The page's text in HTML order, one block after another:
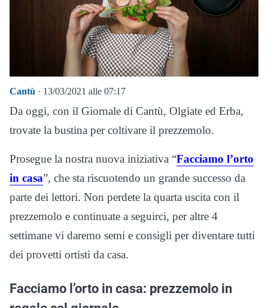
Cantù · 13/03/2021 alle 07:17
Da oggi, con il Giornale di Cantù, Olgiate ed Erba,
trovate la bustina per coltivare il prezzemolo.
Prosegue la nostra nuova iniziativa “Facciamo l’orto
in casa”, che sta riscuotendo un grande successo da
parte dei lettori. Non perdete la quarta uscita con il
prezzemolo e continuate a seguirci, per altre 4
settimane vi daremo semi e consigli per diventare tutti
dei provetti ortisti da casa.
Facciamo l’orto in casa: prezzemolo in